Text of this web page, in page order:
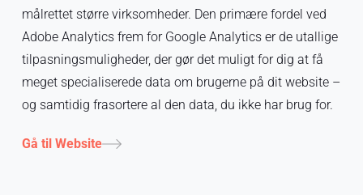
målrettet større virksomheder. Den primære fordel ved
Adobe Analytics frem for Google Analytics er de utallige
tilpasningsmuligheder, der gør det muligt for dig at få
meget specialiserede data om brugerne på dit website –
og samtidig frasortere al den data, du ikke har brug for.
Gå til Website